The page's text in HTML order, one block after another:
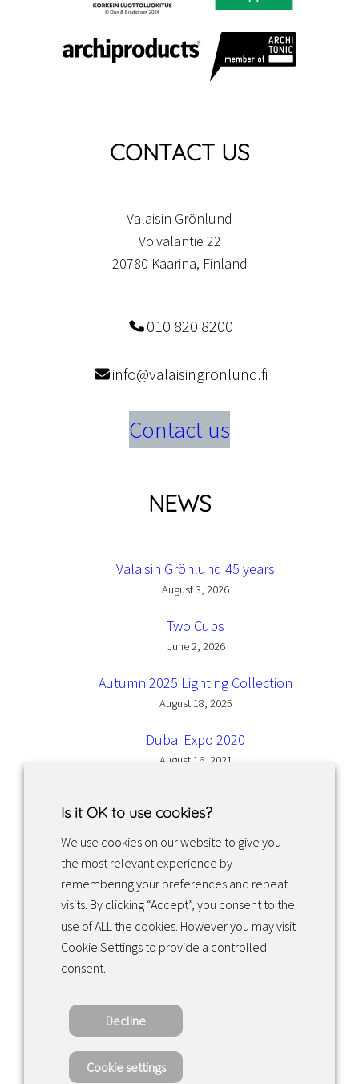
CONTACT US
Valaisin Grönlund
Voivalantie 22
20780 Kaarina, Finland
010 820 8200
info@valaisingronlund.fi
Contact us
NEWS
Valaisin Grönlund 45 years
August 3, 2026
Two Cups
June 2, 2026
Autumn 2025 Lighting Collection
August 18, 2025
Dubai Expo 2020
August 16, 2021
Facebook InstagramLinkedIn
Returns & exchanges
Copyright ©2022 · Valaisin Grönlund – All
Rights Reserved
Is it OK to use cookies?
We use cookies on our website to give you
the most relevant experience by
remembering your preferences and repeat
visits. By clicking “Accept”, you consent to the
use of ALL the cookies. However you may visit
Cookie Settings to provide a controlled
consent.
Decline
Cookie settings